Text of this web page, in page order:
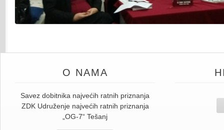
O NAMA
Savez dobitnika najvećih ratnih priznanja
ZDK Udruženje najvećih ratnih priznanja
„OG-7“ Tešanj